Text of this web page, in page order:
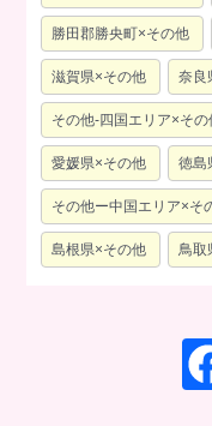
勝田郡勝央町×その他
滋賀県×その他 奈良
その他-四国エリア×その
愛媛県×その他 徳島
その他ー中国エリア×そ
島根県×その他 鳥取